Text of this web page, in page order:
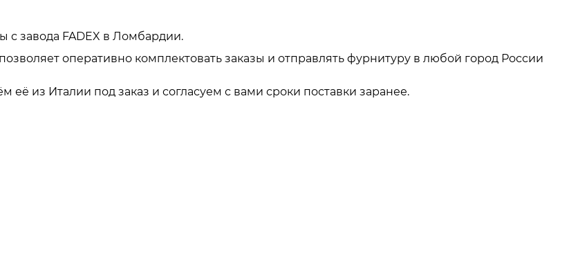
завода FADEX в Ломбардии.
оперативно комплектовать заказы и отправлять фурнитуру в любой город России
из Италии под заказ и согласуем с вами сроки поставки заранее.